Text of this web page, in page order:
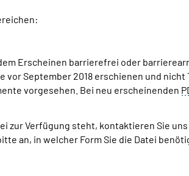
Erscheinen barrierefrei oder
September 2018 erschienen und
vorgesehen. Bei neu erscheinenden
zur Verfügung steht, kontaktieren Sie
an, in welcher Form Sie die Datei